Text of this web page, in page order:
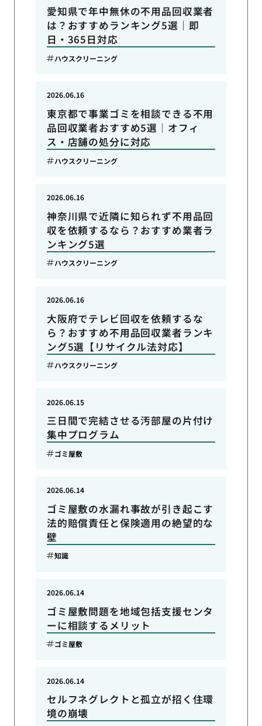
愛知県で年中無休の不用品回収業者
は？おすすめランキング5選｜即
日・365日対応
ハウスクリーニング
東京都で事業ゴミを相談できる不用
品回収業者おすすめ5選｜オフィ
ス・店舗の処分に対応
2026.06.16
ハウスクリーニング
神奈川県で近隣に知られず不用品回
収を依頼するなら？おすすめ業者ラ
ンキング5選
2026.06.16
ハウスクリーニング
大阪府でテレビ回収を依頼するな
ら？おすすめ不用品回収業者ランキ
ング5選【リサイクル法対応】
2026.06.16
ハウスクリーニング
三日間で完結させる汚部屋の片付け
集中プログラム
2026.06.15
ゴミ屋敷
ゴミ屋敷の水漏れ事故が引き起こす
法的賠償責任と保険適用の絶望的な
壁
2026.06.14
知識
ゴミ屋敷問題を地域包括支援センタ
ーに相談するメリット
2026.06.14
ゴミ屋敷
セルフネグレクトと孤立が招く住環
境の崩壊
2026.06.14